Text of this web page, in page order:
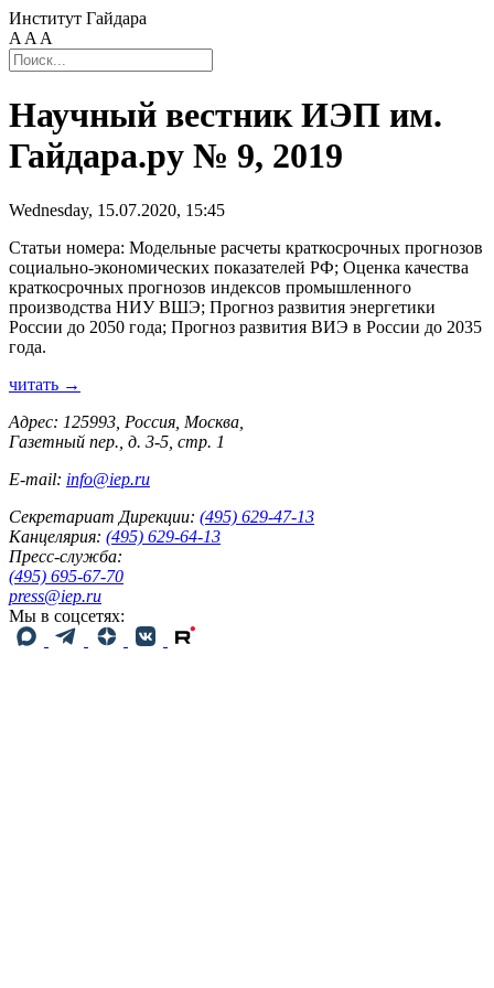
Институт Гайдара
A A A
Научный вестник ИЭП им.
Гайдара.ру № 9, 2019
Wednesday, 15.07.2020, 15:45
Статьи номера: Модельные расчеты краткосрочных прогнозов
социально-экономических показателей РФ; Оценка качества
краткосрочных прогнозов индексов промышленного
производства НИУ ВШЭ; Прогноз развития энергетики
России до 2050 года; Прогноз развития ВИЭ в России до 2035
года.
читать →
Адрес: 125993, Россия, Москва,
Газетный пер., д. 3-5, стр. 1
E-mail: info@iep.ru
Секретариат Дирекции: (495) 629-47-13
Канцелярия: (495) 629-64-13
Пресс-служба:
(495) 695-67-70
press@iep.ru
Мы в соцсетях: